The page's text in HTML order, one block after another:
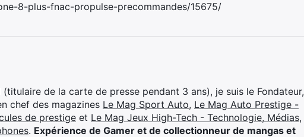
8-plus-fnac-propulse-precommandes/15675/
de la carte de presse pendant 3 ans), je suis le Fondateur,
chef des magazines Le Mag Sport Auto, Le Mag Auto Prestige -
de prestige et Le Mag Jeux High-Tech - Technologie, Médias,
. Expérience de Gamer et de collectionneur de mangas et